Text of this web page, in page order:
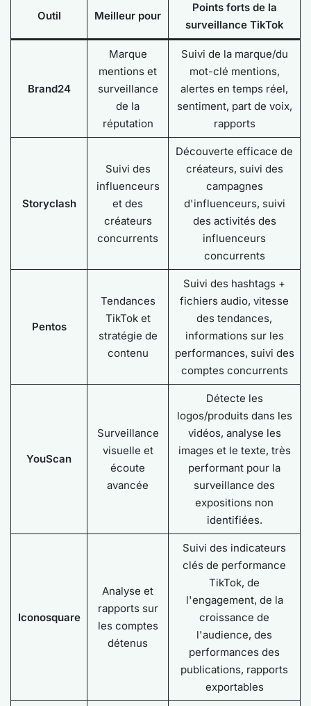
Outil Meilleur pour
Points forts de la
surveillance TikTok
Brand24
Marque
mentions et
surveillance
de la
réputation
Suivi de la marque/du
mot-clé mentions,
alertes en temps réel,
sentiment, part de voix,
rapports
Storyclash
Suivi des
influenceurs
et des
créateurs
concurrents
Découverte efficace de
créateurs, suivi des
campagnes
d'influenceurs, suivi
des activités des
influenceurs
concurrents
Pentos
Tendances
TikTok et
stratégie de
contenu
Suivi des hashtags +
fichiers audio, vitesse
des tendances,
informations sur les
performances, suivi des
comptes concurrents
YouScan
Surveillance
visuelle et
écoute
avancée
Détecte les
logos/produits dans les
vidéos, analyse les
images et le texte, très
performant pour la
surveillance des
expositions non
identifiées.
Iconosquare
Analyse et
rapports sur
les comptes
détenus
Suivi des indicateurs
clés de performance
TikTok, de
l'engagement, de la
croissance de
l'audience, des
performances des
publications, rapports
exportables